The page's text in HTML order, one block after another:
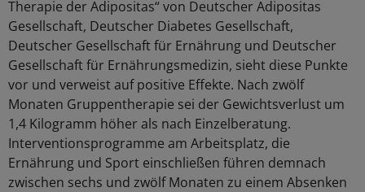
Therapie der Adipositas“ von Deutscher Adipositas
Gesellschaft, Deutscher Diabetes Gesellschaft,
Deutscher Gesellschaft für Ernährung und Deutscher
Gesellschaft für Ernährungsmedizin, sieht diese Punkte
vor und verweist auf positive Effekte. Nach zwölf
Monaten Gruppentherapie sei der Gewichtsverlust um
1,4 Kilogramm höher als nach Einzelberatung.
Interventionsprogramme am Arbeitsplatz, die
Ernährung und Sport einschließen führen demnach
zwischen sechs und zwölf Monaten zu einem Absenken